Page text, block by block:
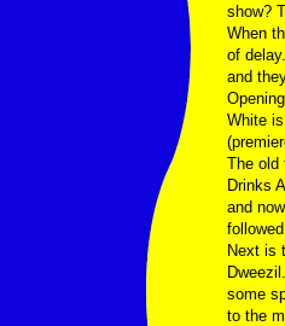
show?
When
of
and
White is
The old
Drinks
and
Next is
some
to the